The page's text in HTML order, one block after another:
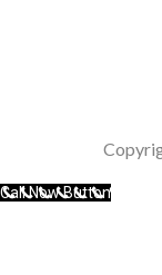
Call Now Button